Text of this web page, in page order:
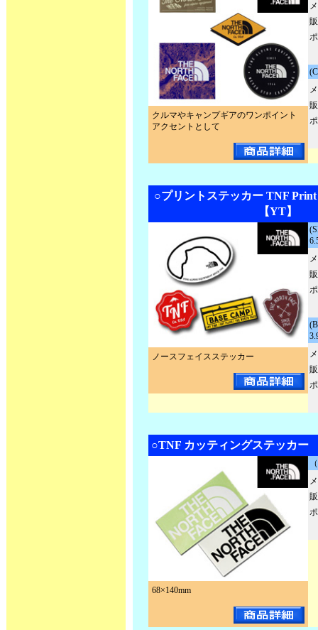
クルマやキャンプギアのワンポイント
アクセントとして
○プリントステッカー TNF Print
【YT】
ノースフェイスステッカー
○TNF カッティングステッカー
68×140mm